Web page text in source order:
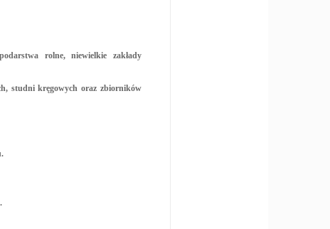
rolne, niewielkie zakłady
studni kręgowych oraz zbiorników